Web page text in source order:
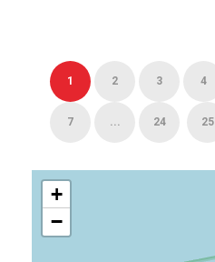
1 2 3 4
7 ... 24 25
+
−